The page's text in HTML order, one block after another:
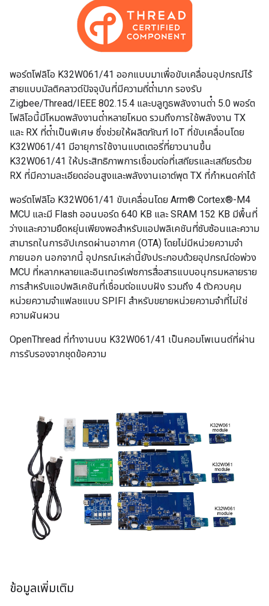
พอร์ตโฟลิโอ K32W061/41 ออกแบบมาเพื่อขับเคลื่อนอุปกรณ์ไร้
สายแบบมัลติคลาวด์ปัจจุบันที่มีความถี่ต่ํามาก รองรับ
Zigbee/Thread/IEEE 802.15.4 และบลูทูธพลังงานต่ํา 5.0 พอร์ต
โฟลิโอนี้มีโหมดพลังงานต่ําหลายโหมด รวมถึงการใช้พลังงาน TX
และ RX ที่ต่ําเป็นพิเศษ ซึ่งช่วยให้ผลิตภัณฑ์ IoT ที่ขับเคลื่อนโดย
K32W061/41 มีอายุการใช้งานแบตเตอรี่ที่ยาวนานขึ้น
K32W061/41 ให้ประสิทธิภาพการเชื่อมต่อที่เสถียรและเสถียรด้วย
RX ที่มีความละเอียดอ่อนสูงและพลังงานเอาต์พุต TX ที่กําหนดค่าได้
พอร์ตโฟลิโอ K32W061/41 ขับเคลื่อนโดย Arm® Cortex®-M4
MCU และมี Flash ออนบอร์ด 640 KB และ SRAM 152 KB มีพื้นที่
ว่างและความยืดหยุ่นเพียงพอสําหรับแอปพลิเคชันที่ซับซ้อนและความ
สามารถในการอัปเกรดผ่านอากาศ (OTA) โดยไม่มีหน่วยความจํา
ภายนอก นอกจากนี้ อุปกรณ์เหล่านี้ยังประกอบด้วยอุปกรณ์ต่อพ่วง
MCU ที่หลากหลายและอินเทอร์เฟซการสื่อสารแบบอนุกรมหลายราย
การสําหรับแอปพลิเคชันที่เชื่อมต่อแบบฝัง รวมถึง 4 ตัวควบคุม
หน่วยความจําแฟลชแบบ SPIFI สําหรับขยายหน่วยความจําที่ไม่ใช่
ความผันผวน
OpenThread ที่ทํางานบน K32W061/41 เป็นคอมโพเนนต์ที่ผ่าน
การรับรองจากชุดข้อความ
ข้อมูลเพิ่มเติม